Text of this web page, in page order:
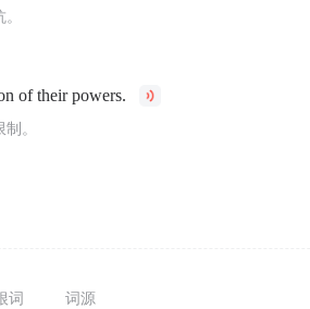
of their powers.
。
词 词源